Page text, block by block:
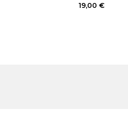
19,00 €